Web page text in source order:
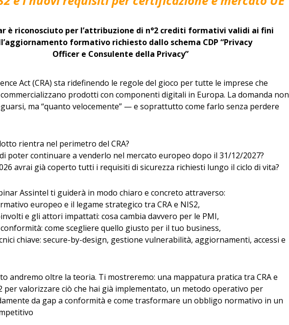
è riconosciuto per l’attribuzione di n°2 crediti formativi validi ai fini
formativo richiesto dallo schema CDP “Privacy
Officer e Consulente della Privacy”
Act (CRA) sta ridefinendo le regole del gioco per tutte le imprese che
prodotti con componenti digitali in Europa. La domanda non
ma “quanto velocemente” — e soprattutto come farlo senza perdere
rientra nel perimetro del CRA?
poter continuare a venderlo nel mercato europeo dopo il 31/12/2027?
avrai già coperto tutti i requisiti di sicurezza richiesti lungo il ciclo di vita?
Assintel ti guiderà in modo chiaro e concreto attraverso:
europeo e il legame strategico tra CRA e NIS2,
e gli attori impattati: cosa cambia davvero per le PMI,
come scegliere quello giusto per il tuo business,
chiave: secure-by-design, gestione vulnerabilità, aggiornamenti, accessi e
andremo oltre la teoria. Ti mostreremo: una mappatura pratica tra CRA e
per valorizzare ciò che hai già implementato, un metodo operativo per
da gap a conformità e come trasformare un obbligo normativo in un